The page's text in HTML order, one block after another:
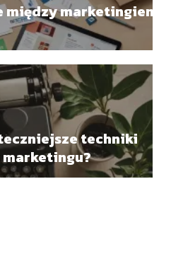
między marketingiem
techniki